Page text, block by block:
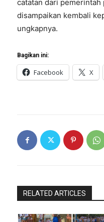
catatan dari
disampaikan kembali
ungkapnya.
Bagikan ini:
Facebook X
RELATED ARTICLES